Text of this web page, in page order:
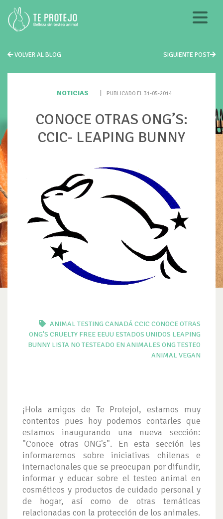
VOLVER AL BLOG SIGUIENTE POST
NOTICIAS PUBLICADO EL 31-05-2014
CONOCE OTRAS ONG’S:
CCIC- LEAPING BUNNY
ANIMAL TESTINGCANADÁ CCIC CONOCE OTRAS
ONG'S CRUELTY FREE EEUU ESTADOS UNIDOS LEAPING
BUNNY LISTA NO TESTEADO EN ANIMALES ONGTESTEO
ANIMAL VEGAN
¡Hola amigos de Te Protejo!, estamos muy
contentos pues hoy podemos contarles que
estamos inaugurando una nueva sección:
"Conoce otras ONG's". En esta sección les
informaremos sobre iniciativas chilenas e
internacionales que se preocupan por difundir,
informar y educar sobre el testeo animal en
cosméticos y productos de cuidado personal y
de hogar, así como de otras temáticas
relacionadas con la protección de los animales.